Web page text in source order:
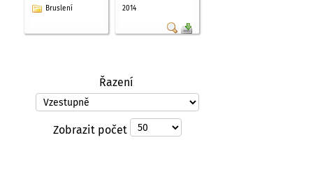
Bruslení 2014
Řazení
Zobrazit počet